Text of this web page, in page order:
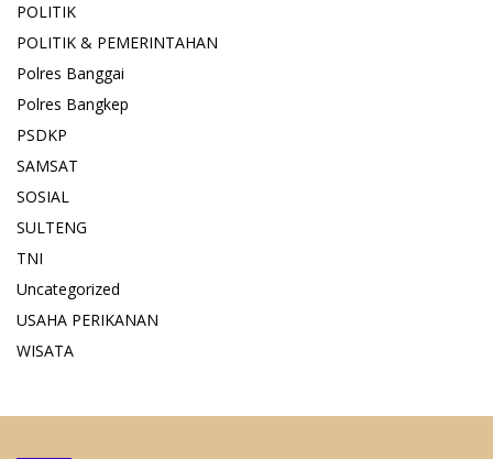
POLITIK
POLITIK & PEMERINTAHAN
Polres Banggai
Polres Bangkep
PSDKP
SAMSAT
SOSIAL
SULTENG
TNI
Uncategorized
USAHA PERIKANAN
WISATA